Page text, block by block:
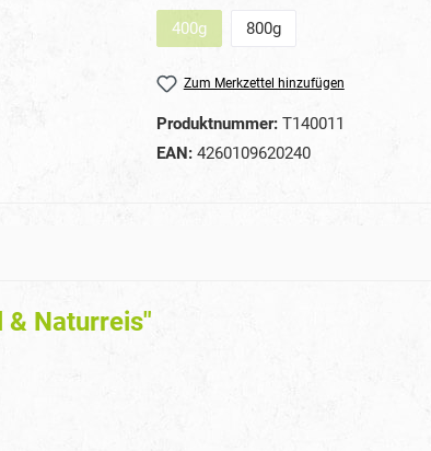
400g(Diese Option ist zurzeit nicht verfügbar.)
800g
Zum Merkzettel hinzufügen
Produktnummer: T140011
EAN: 4260109620240
Naturreis"